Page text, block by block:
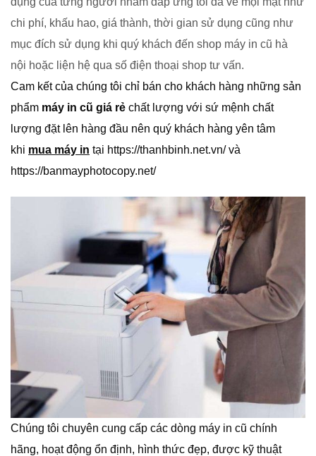
chi phí, khấu hao, giá thành, thời gian sử dụng cũng như
mục đích sử dụng khi quý khách đến shop máy in cũ hà
nội hoặc liện hệ qua số điện thoại shop tư vấn.
Cam kết của chúng tôi chỉ bán cho khách hàng những sản
phẩm máy in cũ giá rẻ chất lượng với sứ mệnh chất
lượng đặt lên hàng đầu nên quý khách hàng yên tâm
khi mua máy in tại https://thanhbinh.net.vn/ và
https://banmayphotocopy.net/
Chúng tôi chuyên cung cấp các dòng máy in cũ chính
hãng, hoạt động ổn định, hình thức đẹp, được kỹ thuật